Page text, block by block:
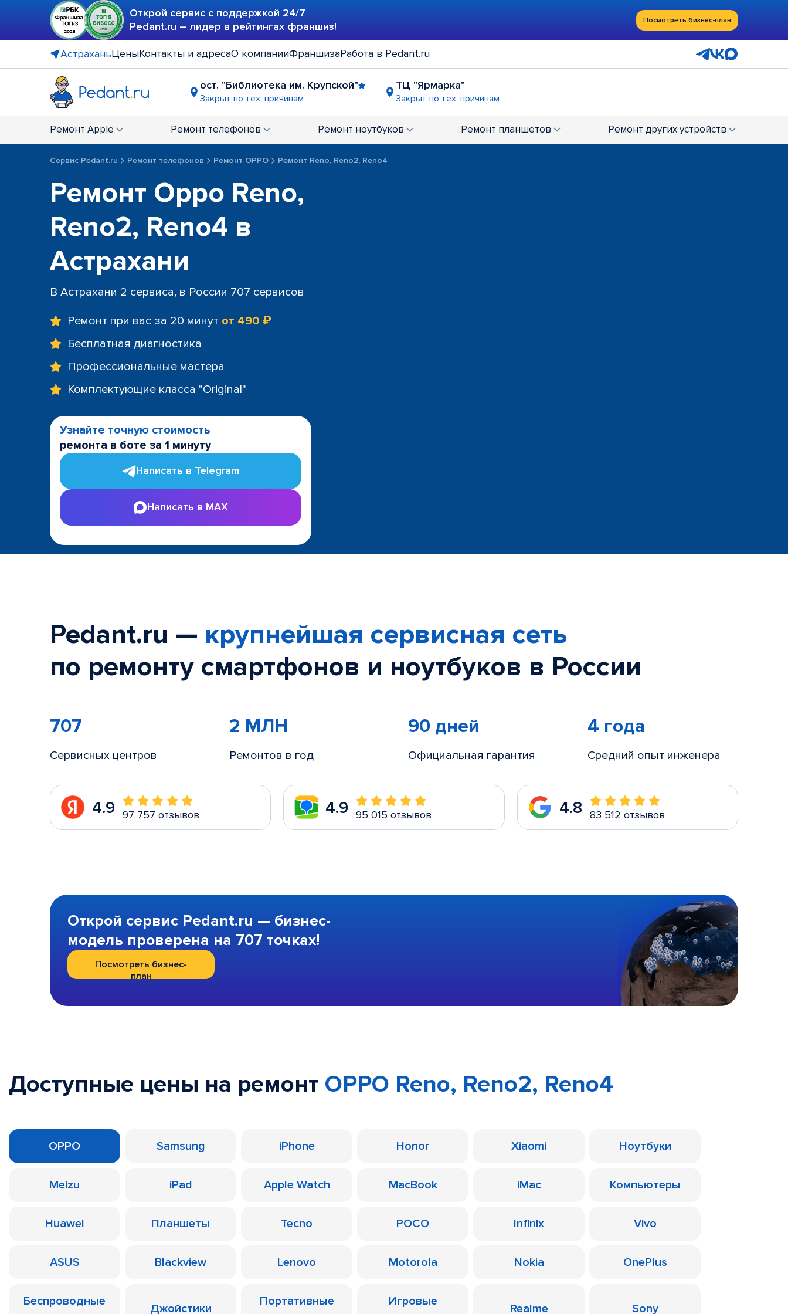
Открой сервис с поддержкой 24/7
Pedant.ru – лидер в рейтингах франшиз!
Посмотреть бизнес-план
АстраханьЦеныКонтакты и адресаО компанииФраншизаРабота в Pedant.ru
ост. "Библиотека им. Крупской"
Закрыт по тех. причинам
ТЦ "Ярмарка"
Закрыт по тех. причинам
Ремонт Apple Ремонт телефонов Ремонт ноутбуков Ремонт планшетов Ремонт других устройств
Сервис Pedant.ru Ремонт телефонов Ремонт OPPO Ремонт Reno, Reno2, Reno4
Ремонт Oppo Reno,
Reno2, Reno4 в
Астрахани
В Астрахани 2 сервиса, в России 707 сервисов
Ремонт при вас за 20 минут от 490 ₽
Бесплатная диагностика
Профессиональные мастера
Комплектующие класса "Original"
Узнайте точную стоимость
ремонта в боте за 1 минуту
Написать в Telegram
Написать в MAX
Pedant.ru — крупнейшая сервисная сеть
по ремонту смартфонов и ноутбуков в России
707
Сервисных центров
2 МЛН
Ремонтов в год
90 дней
Официальная гарантия
4 года
Средний опыт инженера
4.9 97 757 отзывов 4.9 95 015 отзывов 4.8 83 512 отзывов
Открой сервис Pedant.ru — бизнес-
модель проверена на 707 точках!
Посмотреть бизнес-
план
Доступные цены на ремонт OPPO Reno, Reno2, Reno4
OPPO Samsung iPhone Honor Xiaomi Ноутбуки
Meizu iPad Apple Watch MacBook iMac Компьютеры
Huawei Планшеты Tecno POCO Infinix Vivo
ASUS Blackview Lenovo Motorola Nokia OnePlus
Беспроводные
Джойстики
Портативные
Игровые
Realme Sony